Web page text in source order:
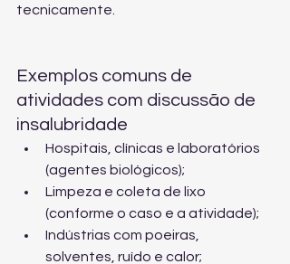
tecnicamente.
Exemplos comuns de
atividades com discussão de
insalubridade
Hospitais, clínicas e laboratórios
(agentes biológicos);
Limpeza e coleta de lixo
(conforme o caso e a atividade);
Indústrias com poeiras,
solventes, ruído e calor;